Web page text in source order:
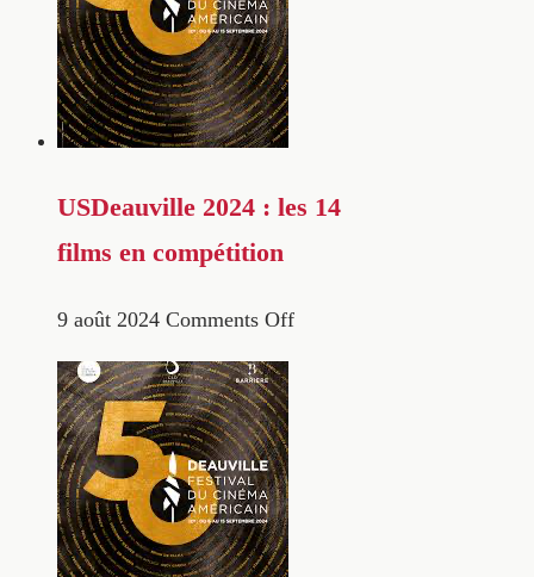
USDeauville 2024 : les 14
films en compétition
9 août 2024 Comments Off